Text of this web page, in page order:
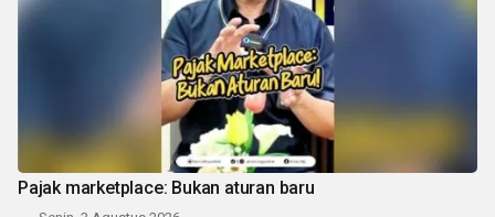
Pajak marketplace: Bukan aturan baru